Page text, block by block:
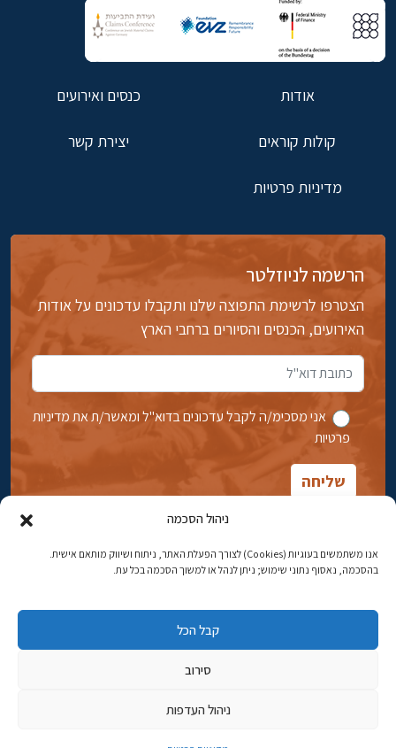
ניהול הסכמה
אנו משתמשים בעוגיות (Cookies) לצורך הפעלת האתר, ניתוח ושיווק מותאם אישית.
בהסכמה, נאסוף נתוני שימוש; ניתן לנהל או למשוך הסכמה בכל עת.
קבל הכל
סירוב
ניהול העדפות
אודות כנסים ואירועים
קולות קוראים יצירת קשר
מדיניות פרטיות
הרשמה לניוזלטר
הצטרפו לרשימת התפוצה שלנו ותקבלו עדכונים על אודות
האירועים, הכנסים והסיורים ברחבי הארץ
אני מסכימ/ה לקבל עדכונים בדוא''ל ומאשר/ת את מדיניות
פרטיות
אבן גבירול 14, רחביה, ירושלים
טלפון:02-5398869
כתובת דוא"ל:najww2@ybz.org.il
© כל הזכויות שמורות ליד יצחק בן-צבי ירושלים